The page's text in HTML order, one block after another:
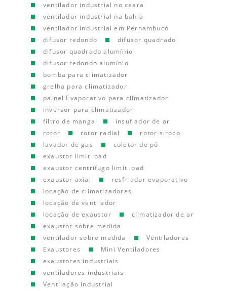
ventilador industrial no ceara
ventilador industrial na bahia
ventilador industrial em Pernambuco
difusor redondo
difusor quadrado
difusor quadrado alumínio
difusor redondo alumínio
bomba para climatizador
grelha para climatizador
painel Evaporativo para climatizador
inversor para climatizador
filtro de manga
insuflador de ar
rotor
rotor radial
rotor siroco
lavador de gas
coletor de pó
exaustor limit load
exaustor centrifugo limit load
exaustor axial
resfriador evaporativo
locação de climatizadores
locação de ventilador
locação de exaustor
climatizador de ar
exaustor sobre medida
ventilador sobre medida
Ventiladores
Exaustores
Mini Ventiladores
exaustores industriais
ventiladores industriais
Ventilação Industrial